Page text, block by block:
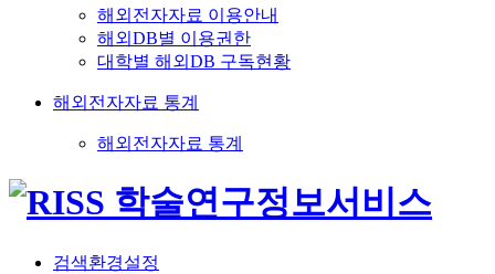
해외전자자료 이용안내
해외DB별 이용권한
대학별 해외DB 구독현황
해외전자자료 통계
해외전자자료 통계
검색환경설정